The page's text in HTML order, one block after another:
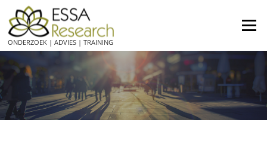
naar
de
inhoud
ONDERZOEK | ADVIES | TRAINING
Menu